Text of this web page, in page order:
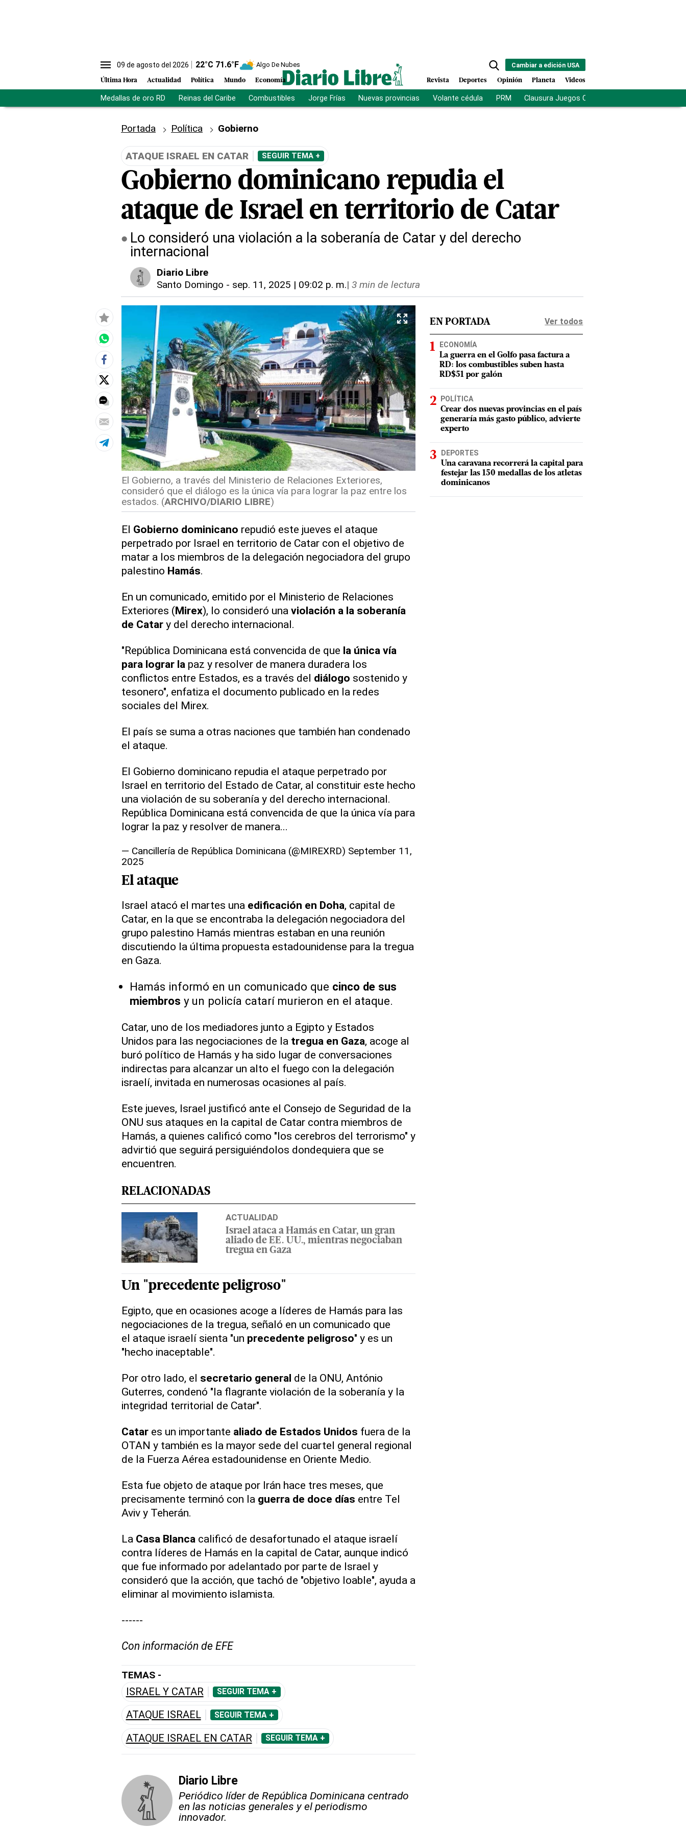
09 de agosto del 2026 22°C 71.6°F Algo De Nubes
Última Hora Actualidad Política Mundo Economía
Cambiar a edición USA
Revista Deportes Opinión Planeta Videos
Medallas de oro RD Reinas del Caribe Combustibles Jorge Frías Nuevas provincias Volante cédula PRM Clausura Juegos Centroamericanos
Portada Política Gobierno
ATAQUE ISRAEL EN CATAR SEGUIR TEMA +
Gobierno dominicano repudia el
ataque de Israel en territorio de Catar
Lo consideró una violación a la soberanía de Catar y del derecho
internacional
Diario Libre
Santo Domingo - sep. 11, 2025 | 09:02 p. m.| 3 min de lectura
El Gobierno, a través del Ministerio de Relaciones Exteriores,
consideró que el diálogo es la única vía para lograr la paz entre los
estados. (ARCHIVO/DIARIO LIBRE)
El Gobierno dominicano repudió este jueves el ataque
perpetrado por Israel en territorio de Catar con el objetivo de
matar a los miembros de la delegación negociadora del grupo
palestino Hamás.
En un comunicado, emitido por el Ministerio de Relaciones
Exteriores (Mirex), lo consideró una violación a la soberanía
de Catary del derecho internacional.
"República Dominicana está convencida de que la única vía
para lograr la paz y resolver de manera duradera los
conflictos entre Estados, es a través del diálogo sostenido y
tesonero", enfatiza el documento publicado en la redes
sociales del Mirex.
El país se suma a otras naciones que también han condenado
el ataque.
El Gobierno dominicano repudia el ataque perpetrado por
Israel en territorio del Estado de Catar, al constituir este hecho
una violación de su soberanía y del derecho internacional.
República Dominicana está convencida de que la única vía para
lograr la paz y resolver de manera...
— Cancillería de República Dominicana (@MIREXRD) September 11,
2025
El ataque
Israel atacó el martes unaedificación en Doha, capital de
Catar, en la que se encontraba la delegación negociadora del
grupo palestino Hamás mientras estaban en una reunión
discutiendo la última propuesta estadounidense para la tregua
en Gaza.
Hamás informó en un comunicado que cinco de sus
miembros y un policía catarí murieron en el ataque.
Catar, uno de los mediadores junto a Egipto y Estados
Unidos para las negociaciones de la tregua en Gaza, acoge al
buró político de Hamás y ha sido lugar de conversaciones
indirectas para alcanzar un alto el fuego con la delegación
israelí, invitada en numerosas ocasiones al país.
Este jueves, Israel justificó ante el Consejo de Seguridad de la
ONU sus ataques en la capital de Catar contra miembros de
Hamás, a quienes calificó como "los cerebros del terrorismo" y
advirtió que seguirá persiguiéndolos dondequiera que se
encuentren.
RELACIONADAS
ACTUALIDAD
Israel ataca a Hamás en Catar, un gran
aliado de EE. UU., mientras negociaban
tregua en Gaza
Un "precedente peligroso"
Egipto, que en ocasiones acoge a líderes de Hamás para las
negociaciones de la tregua, señaló en un comunicado que
el ataque israelí sienta "un precedente peligroso" y es un
"hecho inaceptable".
Por otro lado, el secretario general de la ONU, António
Guterres, condenó "la flagrante violación de la soberanía y la
integridad territorial de Catar".
Catares un importante aliado de Estados Unidos fuera de la
OTAN y también es la mayor sede del cuartel general regional
de la Fuerza Aérea estadounidense en Oriente Medio.
Esta fue objeto de ataque por Irán hace tres meses, que
precisamente terminó con la guerra de doce días entre Tel
Aviv y Teherán.
La Casa Blanca calificó de desafortunado el ataque israelí
contra líderes de Hamás en la capital de Catar, aunque indicó
que fue informado por adelantado por parte de Israel y
consideró que la acción, que tachó de "objetivo loable", ayuda a
eliminar al movimiento islamista.
------
Con información de EFE
TEMAS -
ISRAEL Y CATAR SEGUIR TEMA +
ATAQUE ISRAEL SEGUIR TEMA +
ATAQUE ISRAEL EN CATAR SEGUIR TEMA +
Diario Libre
Periódico líder de República Dominicana centrado
en las noticias generales y el periodismo
innovador.
EN PORTADA Ver todos
ECONOMÍA
La guerra en el Golfo pasa factura a
RD: los combustibles suben hasta
RD$51 por galón
POLÍTICA
Crear dos nuevas provincias en el país
generaría más gasto público, advierte
experto
DEPORTES
Una caravana recorrerá la capital para
festejar las 150 medallas de los atletas
dominicanos